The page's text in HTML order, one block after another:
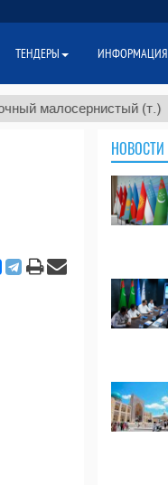
(т.) $300
НОВОСТИ
ТЕНДЕРЫ ИНФОРМАЦИЯ